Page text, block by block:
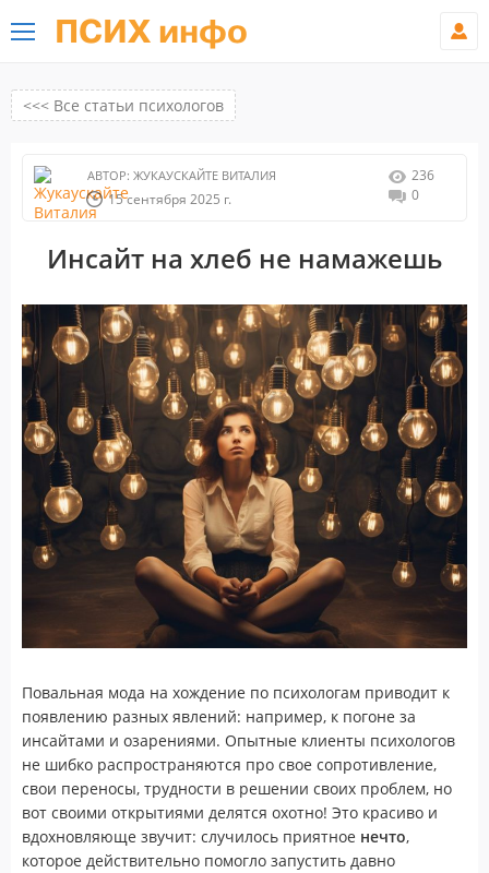
ПСИХ инфо
<<< Все статьи психологов
АВТОР: ЖУКАУСКАЙТЕ ВИТАЛИЯ
15 сентября 2025 г.
236
0
Инсайт на хлеб не намажешь
Повальная мода на хождение по психологам приводит к
появлению разных явлений: например, к погоне за
инсайтами и озарениями. Опытные клиенты психологов
не шибко распространяются про свое сопротивление,
свои переносы, трудности в решении своих проблем, но
вот своими открытиями делятся охотно! Это красиво и
вдохновляюще звучит: случилось приятное нечто,
которое действительно помогло запустить давно